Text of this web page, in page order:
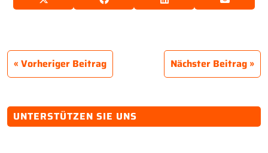
Vorheriger Beitrag Nächster Beitrag
UNTERSTÜTZEN SIE UNS